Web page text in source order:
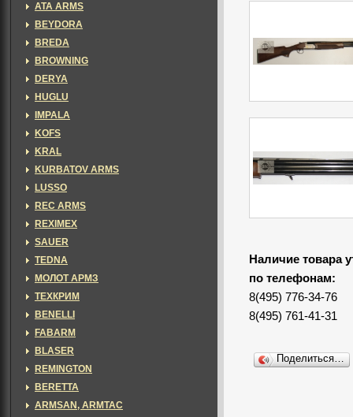
Наличие товара
по телефонам:
8(495) 776-34-76
8(495) 761-41-31
Поделиться…
ATA ARMS
BEYDORA
BREDA
BROWNING
DERYA
HUGLU
IMPALA
KOFS
KRAL
KURBATOV ARMS
LUSSO
REC ARMS
REXIMEX
SAUER
TEDNA
МОЛОТ АРМЗ
ТЕХКРИМ
BENELLI
FABARM
BLASER
REMINGTON
BERETTA
ARMSAN, ARMTAC